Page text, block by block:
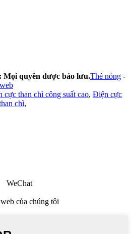
Mọi quyền được bảo lưu.Thẻ nóng -
cực than chì công suất cao, Điện cực
chì,
WeChat
của chúng tôi